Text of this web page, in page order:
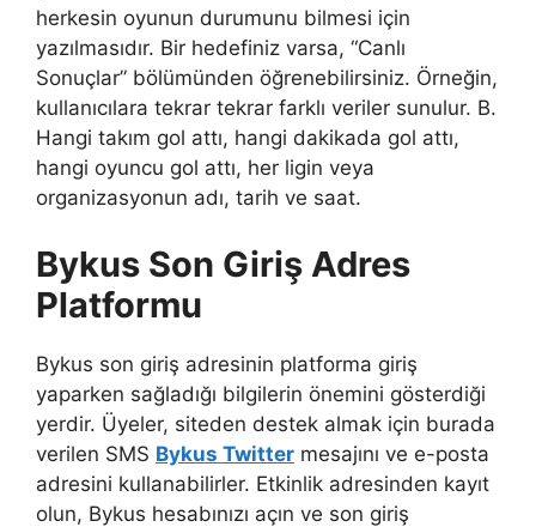
herkesin oyunun durumunu bilmesi için
yazılmasıdır. Bir hedefiniz varsa, “Canlı
Sonuçlar” bölümünden öğrenebilirsiniz. Örneğin,
kullanıcılara tekrar tekrar farklı veriler sunulur. B.
Hangi takım gol attı, hangi dakikada gol attı,
hangi oyuncu gol attı, her ligin veya
organizasyonun adı, tarih ve saat.
Bykus Son Giriş Adres
Platformu
Bykus son giriş adresinin platforma giriş
yaparken sağladığı bilgilerin önemini gösterdiği
yerdir. Üyeler, siteden destek almak için burada
verilen SMS Bykus Twitter mesajını ve e-posta
adresini kullanabilirler. Etkinlik adresinden kayıt
olun, Bykus hesabınızı açın ve son giriş